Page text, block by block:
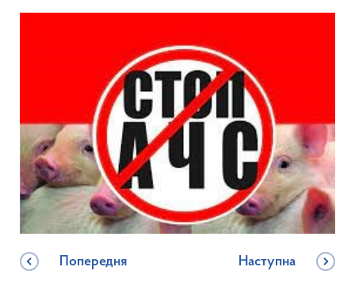
Попередня Наступна